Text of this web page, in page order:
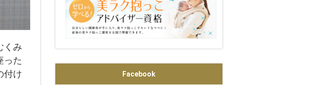
くみ
った
付け
Facebook